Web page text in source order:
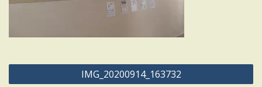
Навігація
записів
IMG_20200914_163732